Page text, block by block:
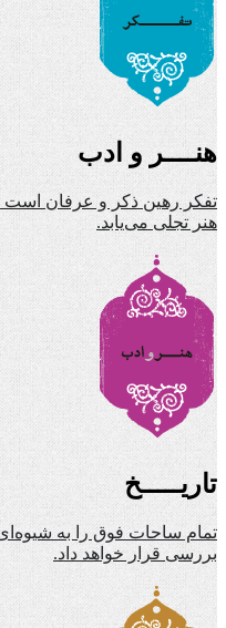
هنــــر و ادب
تفکر رهین ذکر و عرفان است
هنر تجلی می‌یابد.
تاریـــــخ
تمام ساحات فوق را به
بررسی قرار خواهد داد.